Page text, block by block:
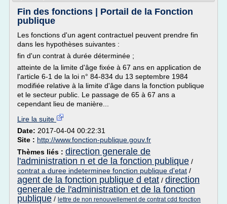
Fin des fonctions | Portail de la Fonction
publique
Les fonctions d'un agent contractuel peuvent prendre fin
dans les hypothèses suivantes :
fin d'un contrat à durée déterminée ;
atteinte de la limite d'âge fixée à 67 ans en application de
l'article 6-1 de la loi n° 84-834 du 13 septembre 1984
modifiée relative à la limite d'âge dans la fonction publique
et le secteur public. Le passage de 65 à 67 ans a
cependant lieu de manière...
Lire la suite
Date: 2017-04-04 00:22:31
Site : http://www.fonction-publique.gouv.fr
Thèmes liés : direction generale de
l'administration n et de la fonction publique /
contrat a duree indeterminee fonction publique d'etat /
agent de la fonction publique d etat / direction
generale de l'administration et de la fonction
publique / lettre de non renouvellement de contrat cdd fonction